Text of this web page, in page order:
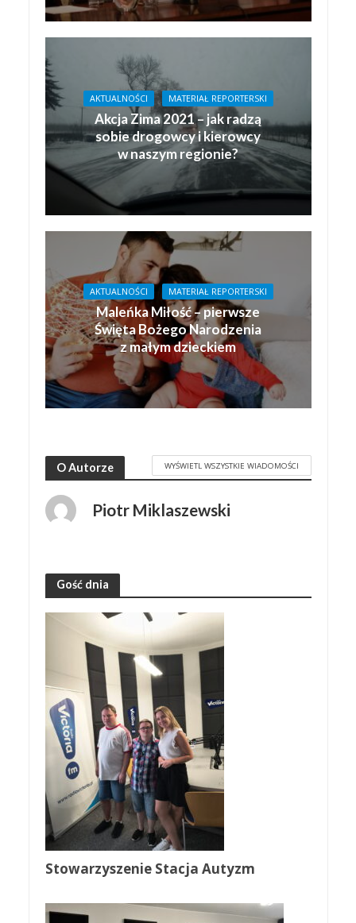
AKTUALNOŚCI MATERIAŁ REPORTERSKI
Akcja Zima 2021 – jak radzą
sobie drogowcy i kierowcy
w naszym regionie?
AKTUALNOŚCI MATERIAŁ REPORTERSKI
Maleńka Miłość – pierwsze
Święta Bożego Narodzenia
z małym dzieckiem
O Autorze WYŚWIETL WSZYSTKIE WIADOMOŚCI
Piotr Miklaszewski
Gość dnia
Stowarzyszenie Stacja Autyzm